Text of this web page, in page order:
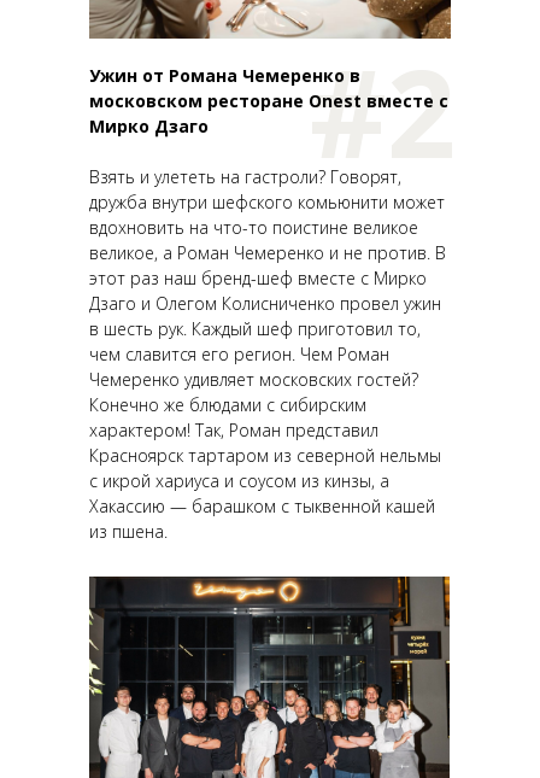
#2
Ужин от Романа Чемеренко в
московском ресторане Onest вместе с
Мирко Дзаго
Взять и улететь на гастроли? Говорят,
дружба внутри шефского комьюнити может
вдохновить на что-то поистине великое
великое, а Роман Чемеренко и не против. В
этот раз наш бренд-шеф вместе с Мирко
Дзаго и Олегом Колисниченко провел ужин
в шесть рук. Каждый шеф приготовил то,
чем славится его регион. Чем Роман
Чемеренко удивляет московских гостей?
Конечно же блюдами с сибирским
характером! Так, Роман представил
Красноярск тартаром из северной нельмы
с икрой хариуса и соусом из кинзы, а
Хакассию — барашком с тыквенной кашей
из пшена.